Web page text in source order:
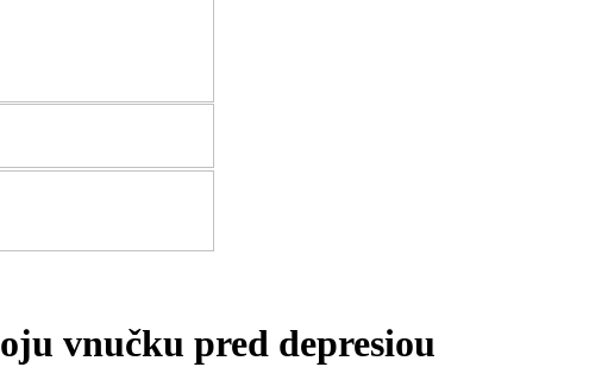
vnučku pred depresiou